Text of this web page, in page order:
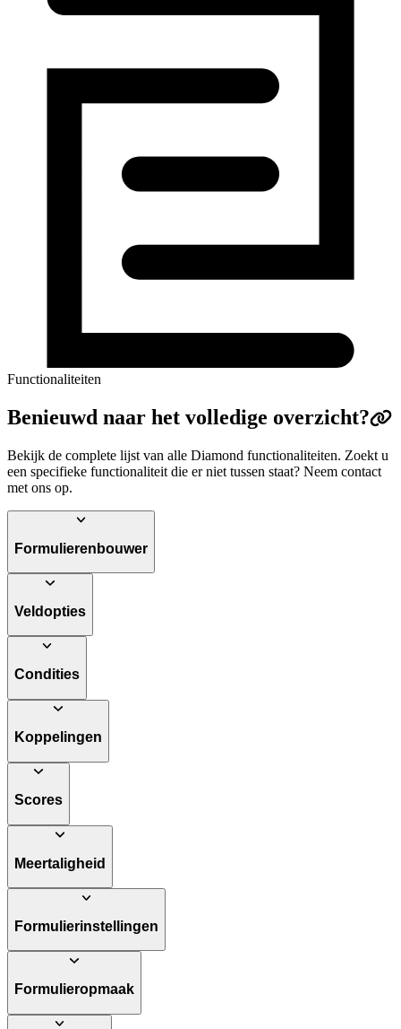
Functionaliteiten
Benieuwd naar het volledige overzicht?
Bekijk de complete lijst van alle Diamond functionaliteiten. Zoekt u
een specifieke functionaliteit die er niet tussen staat? Neem contact
met ons op.
Formulierenbouwer
Veldopties
Condities
Koppelingen
Scores
Meertaligheid
Formulierinstellingen
Formulieropmaak